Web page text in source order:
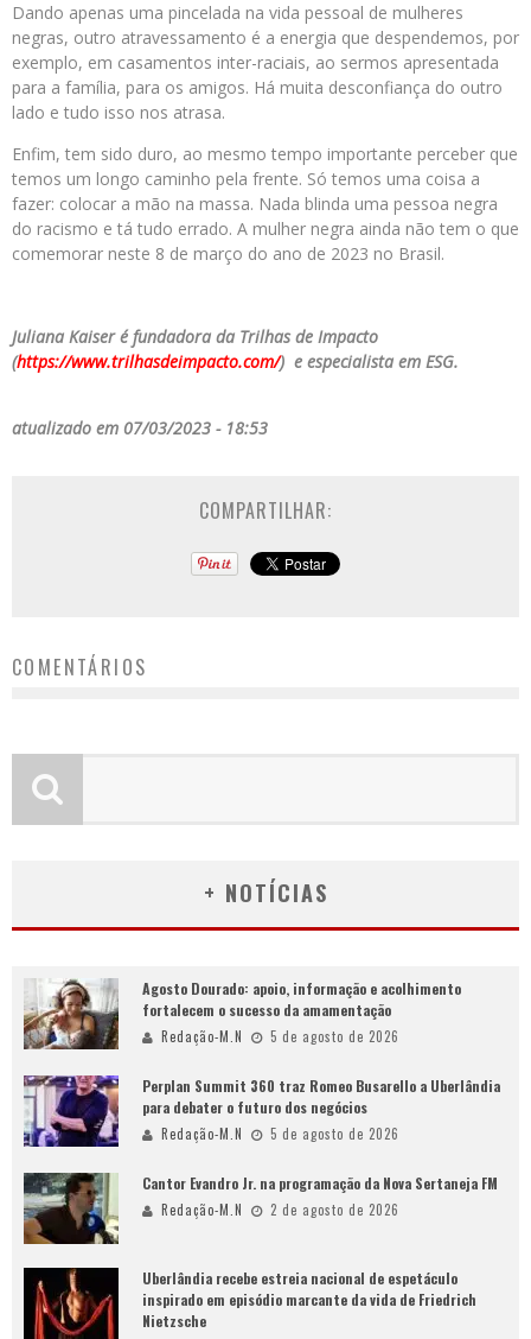
Dando apenas uma pincelada na vida pessoal de mulheres
negras, outro atravessamento é a energia que despendemos, por
exemplo, em casamentos inter-raciais, ao sermos apresentada
para a família, para os amigos. Há muita desconfiança do outro
lado e tudo isso nos atrasa.
Enfim, tem sido duro, ao mesmo tempo importante perceber que
temos um longo caminho pela frente. Só temos uma coisa a
fazer: colocar a mão na massa. Nada blinda uma pessoa negra
do racismo e tá tudo errado. A mulher negra ainda não tem o que
comemorar neste 8 de março do ano de 2023 no Brasil.
Juliana Kaiser é fundadora da Trilhas de Impacto
(https://www.trilhasdeimpacto.com/) e especialista em ESG.
atualizado em 07/03/2023 - 18:53
COMPARTILHAR:
COMENTÁRIOS
+ NOTÍCIAS
Agosto Dourado: apoio, informação e acolhimento
fortalecem o sucesso da amamentação
Redação-M.N 5 de agosto de 2026
Perplan Summit 360 traz Romeo Busarello a Uberlândia
para debater o futuro dos negócios
Redação-M.N 5 de agosto de 2026
Cantor Evandro Jr. na programação da Nova Sertaneja FM
Redação-M.N 2 de agosto de 2026
Uberlândia recebe estreia nacional de espetáculo
inspirado em episódio marcante da vida de Friedrich
Nietzsche